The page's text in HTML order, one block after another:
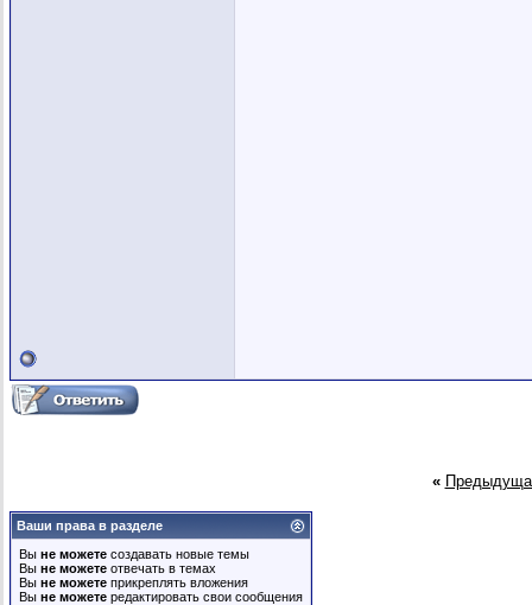
«
Ваши права в разделе
Вы не можете создавать новые темы
Вы не можете отвечать в темах
Вы не можете прикреплять вложения
Вы не можете редактировать свои сообщения